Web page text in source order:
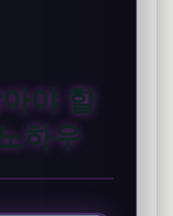
야 할
하우